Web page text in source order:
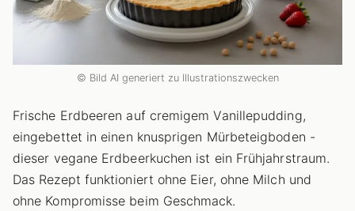
© Bild AI generiert zu Illustrationszwecken
Frische Erdbeeren auf cremigem Vanillepudding,
eingebettet in einen knusprigen Mürbeteigboden -
dieser vegane Erdbeerkuchen ist ein Frühjahrstraum.
Das Rezept funktioniert ohne Eier, ohne Milch und
ohne Kompromisse beim Geschmack.